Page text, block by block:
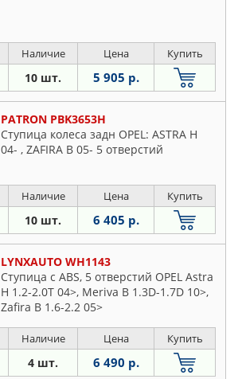
Наличие Цена Купить
10 шт. 5 905 р.
PATRON PBK3653H
Ступица колеса задн OPEL: ASTRA H
04- , ZAFIRA B 05- 5 отверстий
Наличие Цена Купить
10 шт. 6 405 р.
LYNXAUTO WH1143
Ступица с ABS, 5 отверстий OPEL Astra
H 1.2-2.0T 04>, Meriva B 1.3D-1.7D 10>,
Zafira B 1.6-2.2 05>
Наличие Цена Купить
4 шт. 6 490 р.